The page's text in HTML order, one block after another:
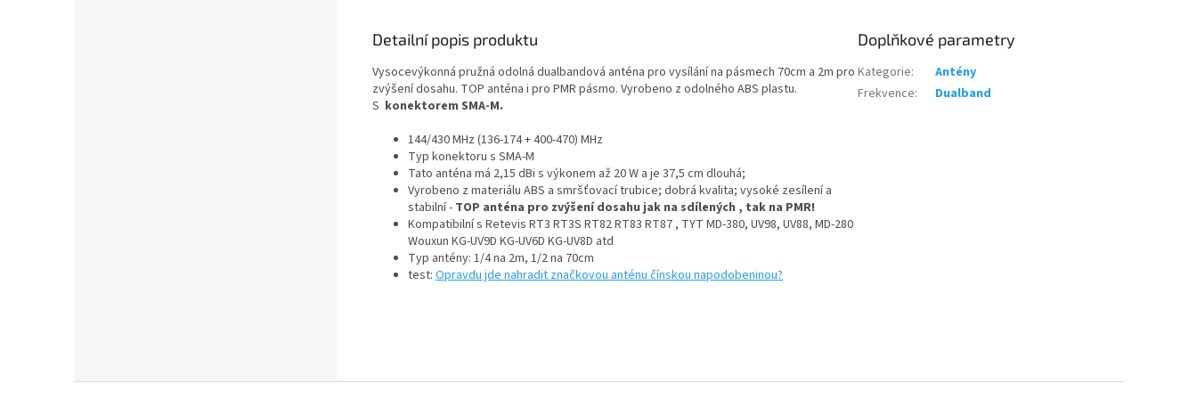
Detailní popis produktu
Vysocevýkonná pružná odolná dualbandová anténa pro vysílání na pásmech 70cm a 2m pro
zvýšení dosahu. TOP anténa i pro PMR pásmo. Vyrobeno z odolného ABS plastu.
S konektorem SMA-M.
144/430 MHz (136-174 + 400-470) MHz
Typ konektoru s SMA-M
Tato anténa má 2,15 dBi s výkonem až 20 W a je 37,5 cm dlouhá;
Vyrobeno z materiálu ABS a smršťovací trubice; dobrá kvalita; vysoké zesílení a
stabilní - TOP anténa pro zvýšení dosahu jak na sdílených , tak na PMR!
Kompatibilní s Retevis RT3 RT3S RT82 RT83 RT87 , TYT MD-380, UV98, UV88, MD-280
Wouxun KG-UV9D KG-UV6D KG-UV8D atd
Typ antény: 1/4 na 2m, 1/2 na 70cm
test: Opravdu jde nahradit značkovou anténu čínskou napodobeninou?
Doplňkové parametry
Kategorie:
Antény
Frekvence: Dualband